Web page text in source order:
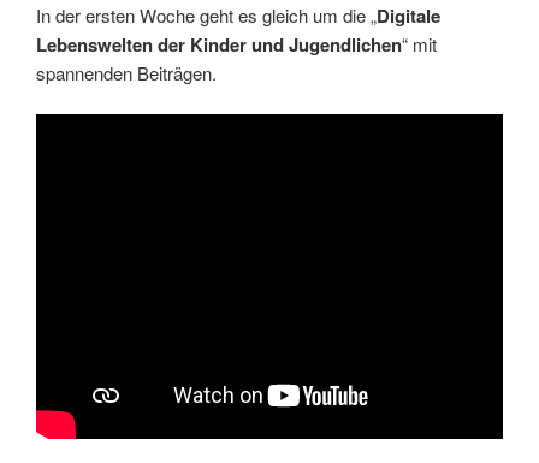
In der ersten Woche geht es gleich um die „Digitale
Lebenswelten der Kinder und Jugendlichen“ mit
spannenden Beiträgen.